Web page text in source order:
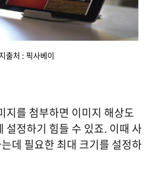
출처 : 픽사베이
지를 첨부하면 이미지 해상도
설정하기 힘들 수 있죠. 이때 사
데 필요한 최대 크기를 설정하